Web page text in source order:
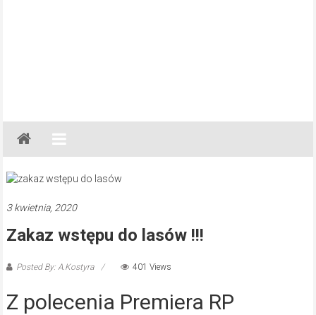
Gazeta
Regionalna
Częstochowa,
Lubliniec,
3 kwietnia, 2020
Zakaz wstępu do lasów !!!
Posted By: A.Kostyra 401 Views
Z polecenia Premiera RP